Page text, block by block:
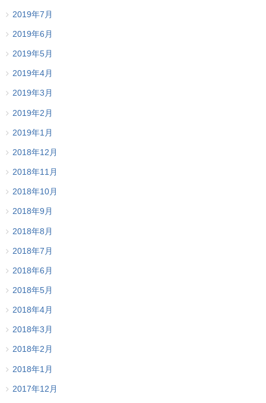
2019年7月
2019年6月
2019年5月
2019年4月
2019年3月
2019年2月
2019年1月
2018年12月
2018年11月
2018年10月
2018年9月
2018年8月
2018年7月
2018年6月
2018年5月
2018年4月
2018年3月
2018年2月
2018年1月
2017年12月